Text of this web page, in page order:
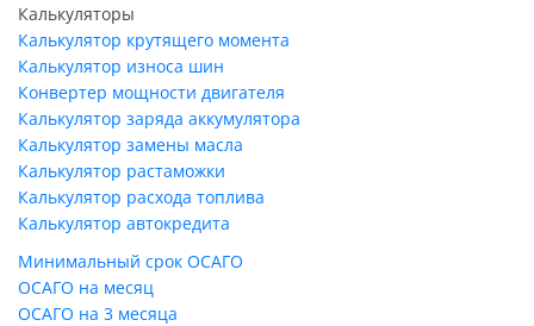
Калькуляторы
Калькулятор крутящего момента
Калькулятор износа шин
Конвертер мощности двигателя
Калькулятор заряда аккумулятора
Калькулятор замены масла
Калькулятор растаможки
Калькулятор расхода топлива
Калькулятор автокредита
Минимальный срок ОСАГО
ОСАГО на месяц
ОСАГО на 3 месяца